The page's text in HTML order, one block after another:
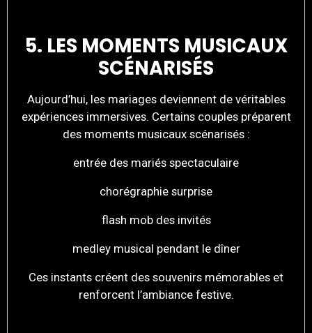
5. LES MOMENTS MUSICAUX
SCÉNARISÉS
Aujourd’hui, les mariages deviennent de véritables
expériences immersives. Certains couples préparent
des moments musicaux scénarisés :
entrée des mariés spectaculaire
chorégraphie surprise
flash mob des invités
medley musical pendant le dîner
Ces instants créent des souvenirs mémorables et
renforcent l’ambiance festive.